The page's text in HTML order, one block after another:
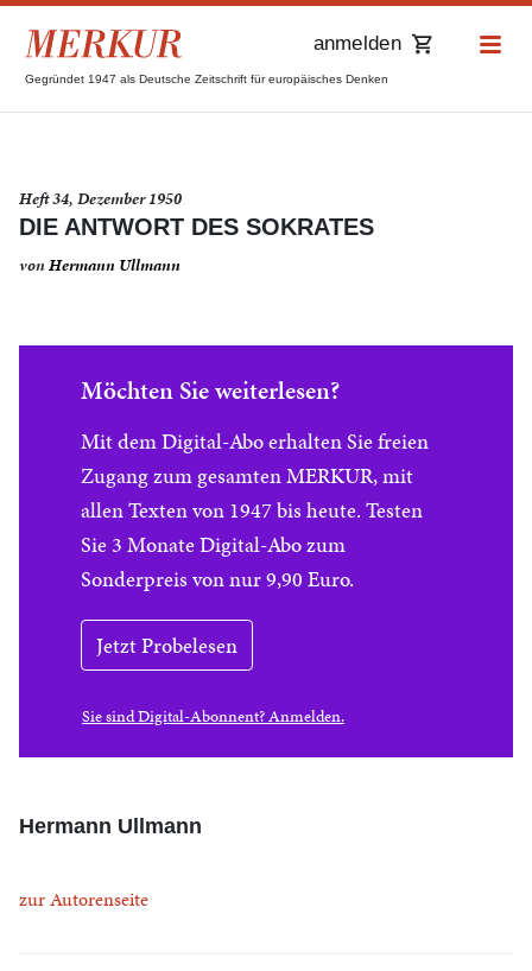
Gegründet 1947 als Deutsche Zeitschrift für europäisches Denken
anmelden
Heft 34, Dezember 1950
DIE ANTWORT DES SOKRATES
vonHermann Ullmann
Möchten Sie weiterlesen?
Mit dem Digital-Abo erhalten Sie freien
Zugang zum gesamten MERKUR, mit
allen Texten von 1947 bis heute. Testen
Sie 3 Monate Digital-Abo zum
Sonderpreis von nur 9,90 Euro.
Jetzt Probelesen
Sie sind Digital-Abonnent? Anmelden.
Hermann Ullmann
zur Autorenseite